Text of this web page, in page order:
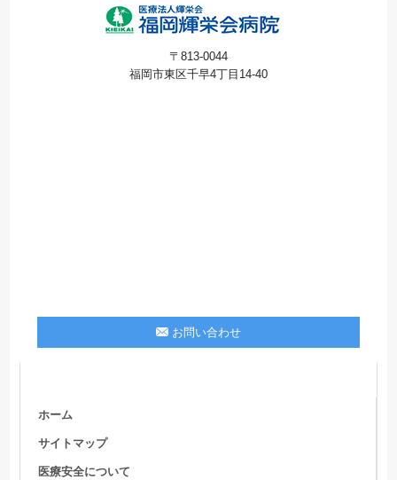
〒813-0044
福岡市東区千早4丁目14-40
お問い合わせ
ホーム
サイトマップ
医療安全について